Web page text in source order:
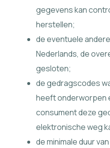
gegevens kan
herstellen;
de eventuele
Nederlands, de
gesloten;
de gedragscodes
heeft onderworpen
consument deze
elektronische weg
de minimale duur